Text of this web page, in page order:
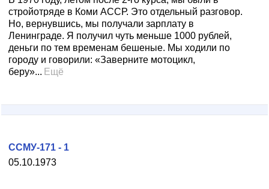
стройотряде в Коми АССР. Это отдельный разговор.
Но, вернувшись, мы получали зарплату в
Ленинграде. Я получил чуть меньше 1000 рублей,
деньги по тем временам бешеные. Мы ходили по
городу и говорили: «Заверните мотоцикл,
беру»... Ещё
05.10.1973
ССМУ-171 - 1